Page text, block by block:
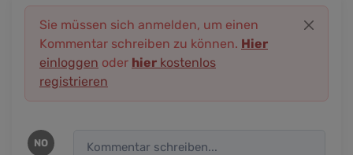
Sie müssen sich anmelden, um einen
Kommentar schreiben zu können. Hier
einloggen oder hier kostenlos
registrieren
NO